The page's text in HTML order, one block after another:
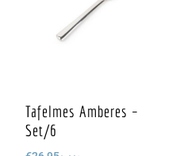
Tafelmes Amberes –
Set/6